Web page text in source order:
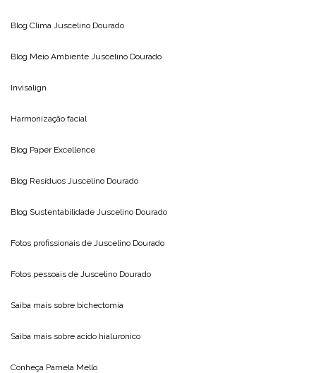
Blog Clima Juscelino Dourado
Blog Meio Ambiente Juscelino Dourado
Invisalign
Harmonização facial
Blog Paper Excellence
Blog Resíduos Juscelino Dourado
Blog Sustentabilidade Juscelino Dourado
Fotos profissionais de Juscelino Dourado
Fotos pessoais de Juscelino Dourado
Saiba mais sobre bichectomia
Saiba mais sobre acido hialuronico
Conheça Pamela Mello